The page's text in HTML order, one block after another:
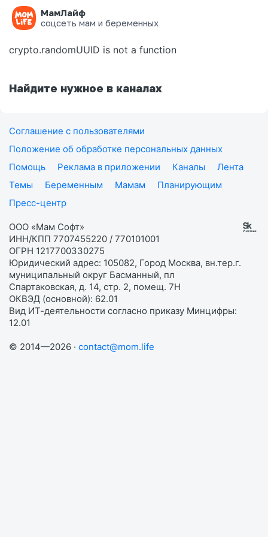
МамЛайф
соцсеть мам и беременных
Ошибка на странице
crypto.randomUUID is not a function
Найдите нужное в каналах
Соглашение с пользователями
Положение об обработке персональных данных
Помощь
Реклама в приложении Каналы
Лента
Темы
Беременным Мамам
Планирующим
Пресс-центр
ООО «Мам Софт»
ИНН/КПП 7707455220 / 770101001
ОГРН 1217700330275
Юридический адрес: 105082, Город Москва, вн.тер.г.
муниципальный округ Басманный, пл
Спартаковская, д. 14, стр. 2, помещ. 7Н
ОКВЭД (основной): 62.01
Вид ИТ-деятельности согласно приказу Минцифры:
12.01
© 2014—2026 · contact@mom.life